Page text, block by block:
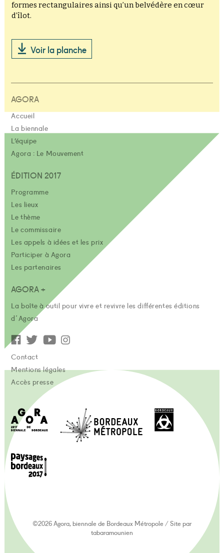
formes rectangulaires ainsi qu’un belvédère en cœur
d’îlot.
Voir la planche
AGORA
Accueil
La biennale
L’équipe
Agora : Le Mouvement
ÉDITION 2017
Programme
Les lieux
Le thème
Le commissaire
Les appels à idées et les prix
Participer à Agora
Les partenaires
AGORA +
La boîte à outil pour vivre et revivre les différentes éditions
d'Agora
Contact
Mentions légales
Accès presse
©2026 Agora, biennale de Bordeaux Métropole /Site par
tabaramounien